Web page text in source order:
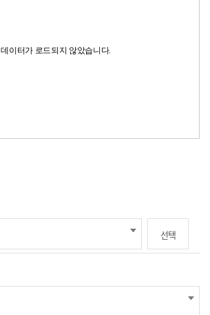
데이터가 로드되지 않았습니다.
선택